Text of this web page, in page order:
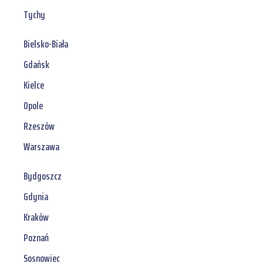
Tychy
Bielsko-Biała
Gdańsk
Kielce
Opole
Rzeszów
Warszawa
Bydgoszcz
Gdynia
Kraków
Poznań
Sosnowiec